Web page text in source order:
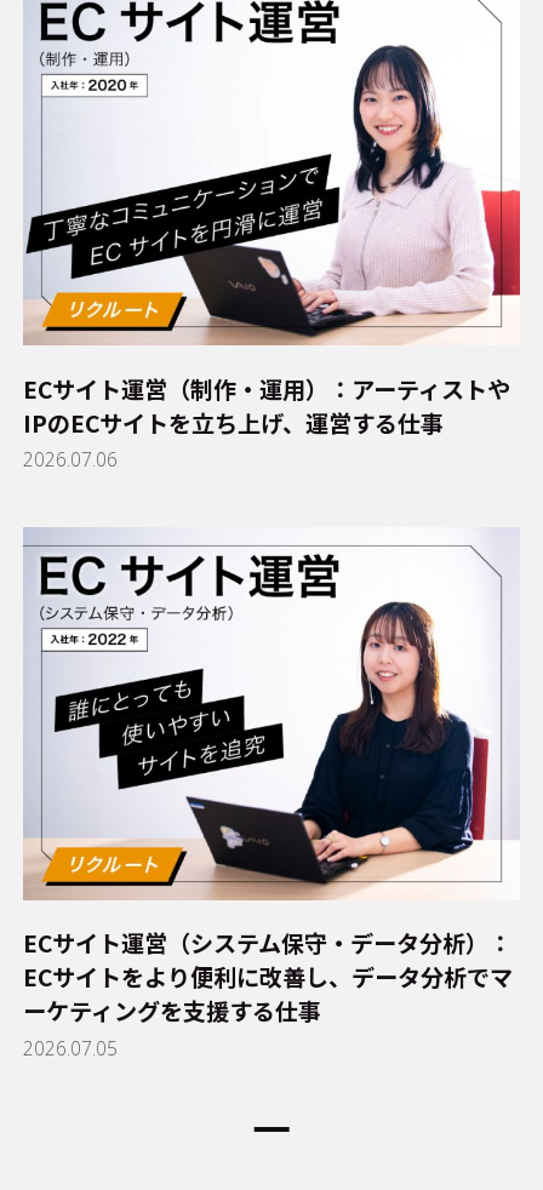
ECサイト運営（制作・運用）：アーティストや
IPのECサイトを立ち上げ、運営する仕事
2026.07.06
ECサイト運営（システム保守・データ分析）：
ECサイトをより便利に改善し、データ分析でマ
ーケティングを支援する仕事
2026.07.05